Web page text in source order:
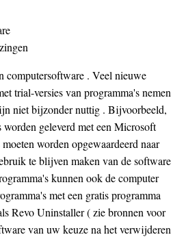
computersoftware . Veel nieuwe
trial-versies van programma's nemen
niet bijzonder nuttig . Bijvoorbeeld,
geleverd met een Microsoft
worden opgewaardeerd naar
te blijven maken van de software
kunnen ook de computer
met een gratis programma
Revo Uninstaller ( zie bronnen voor
van uw keuze na het verwijderen